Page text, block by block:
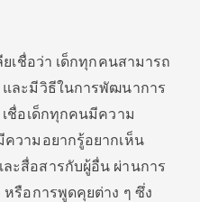
ยเชื่อว่า เด็กทุกคนสามารถ
และมีวิธีในการพัฒนาการ
เชื่อเด็กทุกคนมีความ
วามอยากรู้อยากเห็น
ะสื่อสารกับผู้อื่น ผ่านการ
รือการพูดคุยต่าง ๆ ซึ่ง